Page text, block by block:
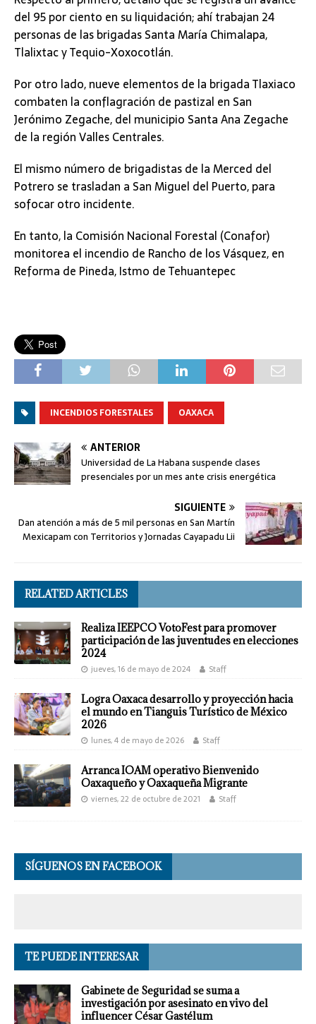
del 95 por ciento en su liquidación; ahí trabajan 24
personas de las brigadas Santa María Chimalapa,
Tlalixtac y Tequio-Xoxocotlán.
Por otro lado, nueve elementos de la brigada Tlaxiaco
combaten la conflagración de pastizal en San
Jerónimo Zegache, del municipio Santa Ana Zegache
de la región Valles Centrales.
El mismo número de brigadistas de la Merced del
Potrero se trasladan a San Miguel del Puerto, para
sofocar otro incidente.
En tanto, la Comisión Nacional Forestal (Conafor)
monitorea el incendio de Rancho de los Vásquez, en
Reforma de Pineda, Istmo de Tehuantepec
INCENDIOS FORESTALES OAXACA
ANTERIOR
Universidad de La Habana suspende clases
presenciales por un mes ante crisis energética
SIGUIENTE
Dan atención a más de 5 mil personas en San Martín
Mexicapam con Territorios y Jornadas Cayapadu Lii
RELATED ARTICLES
Realiza IEEPCO VotoFest para promover
participación de las juventudes en elecciones
2024
jueves, 16 de mayo de 2024 Staff
Logra Oaxaca desarrollo y proyección hacia
el mundo en Tianguis Turístico de México
2026
lunes, 4 de mayo de 2026 Staff
Arranca IOAM operativo Bienvenido
Oaxaqueño y Oaxaqueña Migrante
viernes, 22 de octubre de 2021 Staff
SÍGUENOS EN FACEBOOK
TE PUEDE INTERESAR
Gabinete de Seguridad se suma a
investigación por asesinato en vivo del
influencer César Gastélum